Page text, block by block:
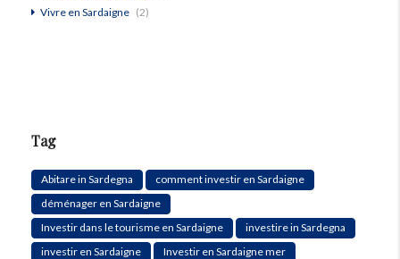
Vivre en Sardaigne (2)
Tag
Abitare in Sardegna
comment investir en Sardaigne
déménager en Sardaigne
Investir dans le tourisme en Sardaigne
investire in Sardegna
investir en Sardaigne
Investir en Sardaigne mer